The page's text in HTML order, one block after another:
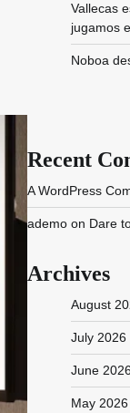
Vallecas
jugamos
Noboa
Recent
A WordPress
ademoon Dare
Archives
August
July 2026
June
May 2026